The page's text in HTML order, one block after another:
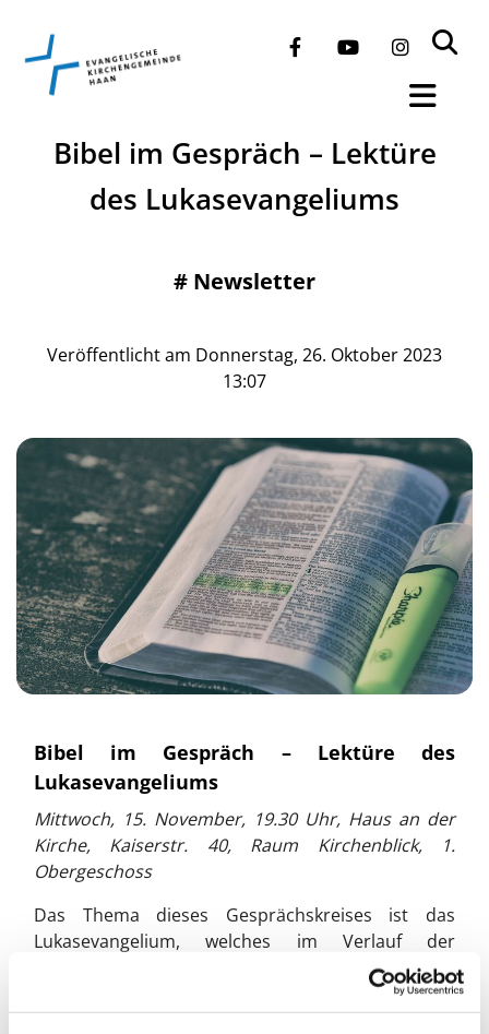
​Bibel im Gespräch – Lektüre
des Lukasevangeliums
# Newsletter
Veröffentlicht am Donnerstag, 26. Oktober 2023
13:07
​Bibel im Gespräch – Lektüre des
Lukasevangeliums
Mittwoch, 15. November, 19.30 Uhr, Haus an der
Kirche, Kaiserstr. 40, Raum Kirchenblick, 1.
Obergeschoss
Das Thema dieses Gesprächskreises ist das
Lukasevangelium, welches im Verlauf der
monatlichen Treffen, (immer am 3. Mittwoch im
Monat), schrittweise und eingehend betrachtet
wird. Am 15. November beginnen wir – passend